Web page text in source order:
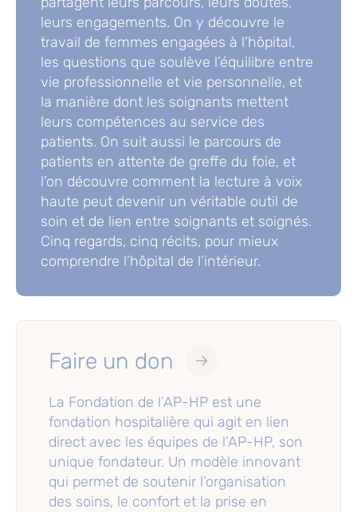
leurs engagements. On y découvre le
travail de femmes engagées à l’hôpital,
les questions que soulève l’équilibre entre
vie professionnelle et vie personnelle, et
la manière dont les soignants mettent
leurs compétences au service des
patients. On suit aussi le parcours de
patients en attente de greffe du foie, et
l’on découvre comment la lecture à voix
haute peut devenir un véritable outil de
soin et de lien entre soignants et soignés.
Cinq regards, cinq récits, pour mieux
comprendre l’hôpital de l’intérieur.
Faire un don
La Fondation de l’AP-HP est une
fondation hospitalière qui agit en lien
direct avec les équipes de l’AP-HP, son
unique fondateur. Un modèle innovant
qui permet de soutenir l’organisation
des soins, le confort et la prise en